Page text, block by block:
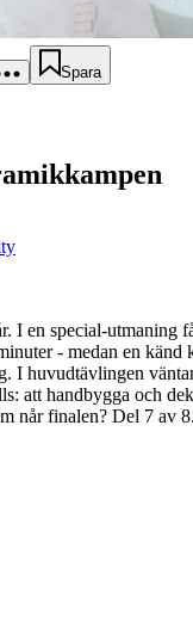
Spara
I en special-utmaning
- medan en känd
I huvudtävlingen
att handbygga och
når finalen? Del 7 av 8.